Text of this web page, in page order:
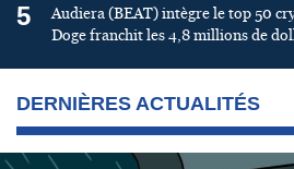
5
Audiera (BEAT) intègre le top 50
Doge franchit les 4,8 millions de
DERNIÈRES ACTUALITÉS